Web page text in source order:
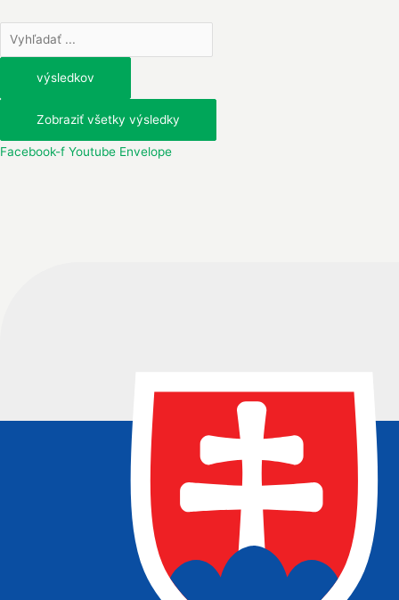
na
obsah
výsledkov
Zobraziť všetky výsledky
Facebook-f Youtube Envelope